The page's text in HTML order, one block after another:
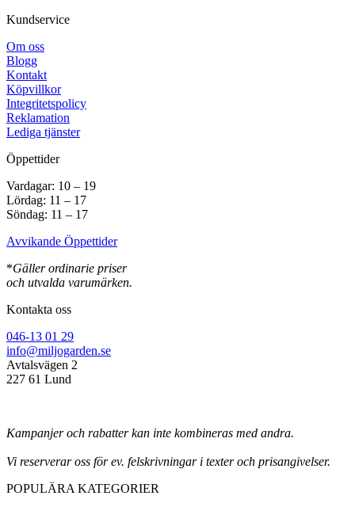
Kundservice
Om oss
Blogg
Kontakt
Köpvillkor
Integritetspolicy
Reklamation
Lediga tjänster
Öppettider
Vardagar: 10 – 19
Lördag: 11 – 17
Söndag: 11 – 17
Avvikande Öppettider
*Gäller ordinarie priser
och utvalda varumärken.
Kontakta oss
046-13 01 29
info@miljogarden.se
Avtalsvägen 2
227 61 Lund
Kampanjer och rabatter kan inte kombineras med andra.
Vi reserverar oss för ev. felskrivningar i texter och prisangivelser.
POPULÄRA KATEGORIER